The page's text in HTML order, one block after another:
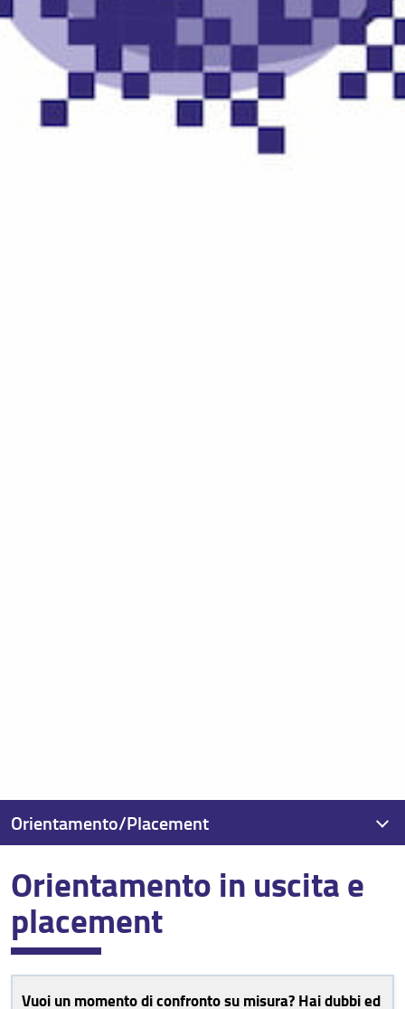
Orientamento in uscita e
placement
Vuoi un momento di confronto su misura? Hai dubbi ed
Orientamento/Placement
Orientamento e Tutorato
in ingresso
in itinere
in uscita e placement